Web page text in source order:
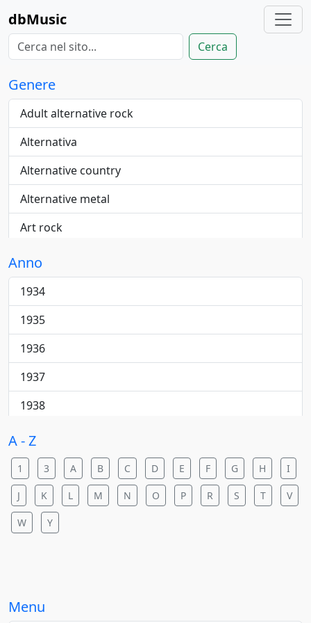
dbMusic
Cerca
Genere
Adult alternative rock
Alternativa
Alternative country
Alternative metal
Art rock
Blues
Cantautore
College rock
Country
Country pop
Dance
Dance pop
Dance rock
Anno
1934
1935
1936
1937
1938
1940
1941
1942
1943
1946
A - Z
1 3 A B C D E F G H I
J K L M N O P R S T V
W Y
Menu